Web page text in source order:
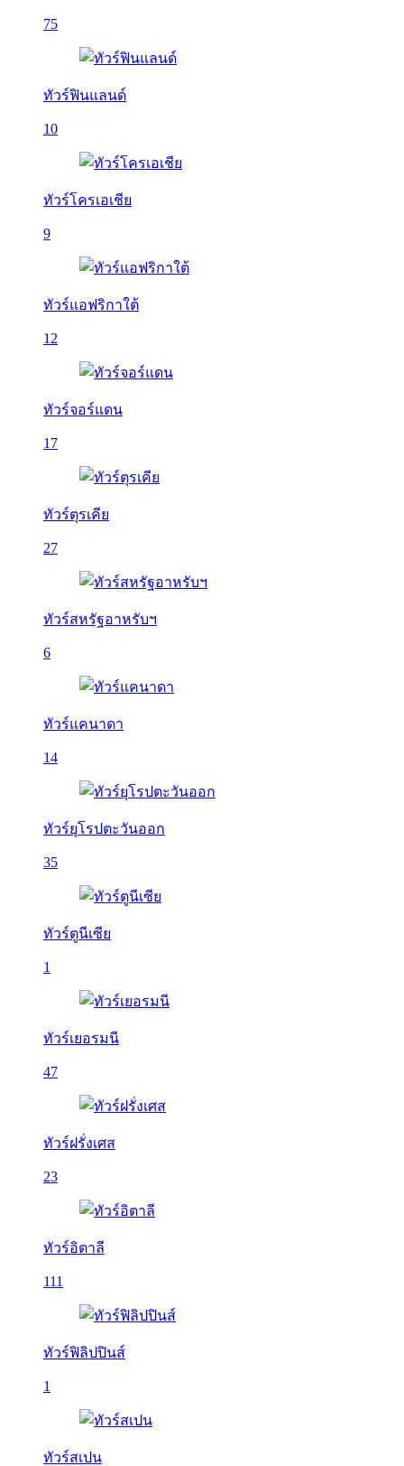
75
ทัวร์ฟินแลนด์
10
ทัวร์โครเอเชีย
9
ทัวร์แอฟริกาใต้
12
ทัวร์จอร์แดน
17
ทัวร์ตุรเคีย
27
ทัวร์สหรัฐอาหรับฯ
6
ทัวร์แคนาดา
14
ทัวร์ยุโรปตะวันออก
35
ทัวร์ตูนีเซีย
1
ทัวร์เยอรมนี
47
ทัวร์ฝรั่งเศส
23
ทัวร์อิตาลี
111
ทัวร์ฟิลิปปินส์
1
ทัวร์สเปน